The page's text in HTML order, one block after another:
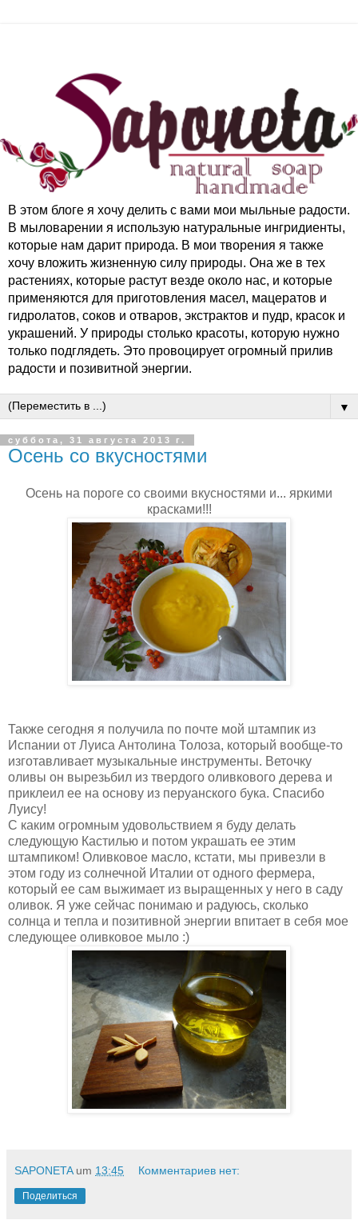
В этом блоге я хочу делить с вами мои мыльные радости.
В мыловарении я использую натуральные ингридиенты,
которые нам дарит природа. В мои творения я также
хочу вложить жизненную силу природы. Она же в тех
растениях, которые растут везде около нас, и которые
применяются для приготовления масел, мацератов и
гидролатов, соков и отваров, экстрактов и пудр, красок и
украшений. У природы столько красоты, которую нужно
только подглядеть. Это провоцирует огромный прилив
радости и позивитной энергии.
▼
суббота, 31 августа 2013 г.
Осень со вкусностями
Осень на пороге со своими вкусностями и... яркими
красками!!!
Также сегодня я получила по почте мой штампик из
Испании от Луиса Антолина Толоза, который вообще-то
изготавливает музыкальные инструменты. Веточку
оливы он вырезьбил из твердого оливкового дерева и
приклеил ее на основу из перуанского бука. Спасибо
Луису!
С каким огромным удовольствием я буду делать
следующую Кастилью и потом украшать ее этим
штампиком! Оливковое масло, кстати, мы привезли в
этом году из солнечной Италии от одного фермера,
который ее сам выжимает из выращенных у него в саду
оливок. Я уже сейчас понимаю и радуюсь, сколько
солнца и тепла и позитивной энергии впитает в себя мое
следующее оливковое мыло :)
SAPONETA um 13:45 Комментариев нет:
Поделиться